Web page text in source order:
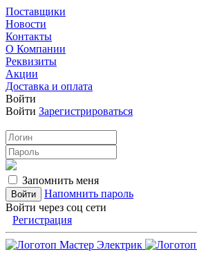
Поставщики
Новости
Контакты
О Компании
Реквизиты
Акции
Доставка и оплата
Войти
Войти Зарегистрироваться
Запомнить меня
Напомнить пароль
Войти через соц сети
Регистрация